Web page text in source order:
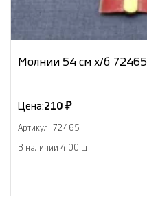
Молнии 54 см х/б 72465
Цена:210 ₽
Артикул: 72465
В наличии 4.00 шт